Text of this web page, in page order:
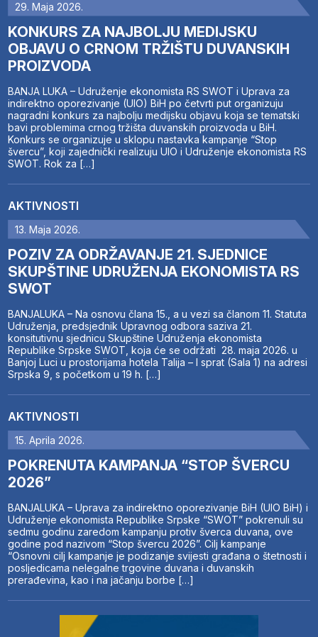
29. Maja 2026.
KONKURS ZA NAJBOLJU MEDIJSKU
OBJAVU O CRNOM TRŽIŠTU DUVANSKIH
PROIZVODA
BANJA LUKA – Udruženje ekonomista RS SWOT i Uprava za
indirektno oporezivanje (UIO) BiH po četvrti put organizuju
nagradni konkurs za najbolju medijsku objavu koja se tematski
bavi problemima crnog tržišta duvanskih proizvoda u BiH.
Konkurs se organizuje u sklopu nastavka kampanje “Stop
švercu”, koji zajednički realizuju UIO i Udruženje ekonomista RS
SWOT. Rok za […]
AKTIVNOSTI
13. Maja 2026.
POZIV ZA ODRŽAVANJE 21. SJEDNICE
SKUPŠTINE UDRUŽENJA EKONOMISTA RS
SWOT
BANJALUKA – Na osnovu člana 15., a u vezi sa članom 11. Statuta
Udruženja, predsjednik Upravnog odbora saziva 21.
konsitutivnu sjednicu Skupštine Udruženja ekonomista
Republike Srpske SWOT, koja će se održati 28. maja 2026. u
Banjoj Luci u prostorijama hotela Talija – I sprat (Sala 1) na adresi
Srpska 9, s početkom u 19 h. […]
AKTIVNOSTI
15. Aprila 2026.
POKRENUTA KAMPANJA “STOP ŠVERCU
2026”
BANJALUKA – Uprava za indirektno oporezivanje BiH (UIO BiH) i
Udruženje ekonomista Republike Srpske “SWOT” pokrenuli su
sedmu godinu zaredom kampanju protiv šverca duvana, ove
godine pod nazivom “Stop švercu 2026”. Cilj kampanje
“Osnovni cilj kampanje je podizanje svijesti građana o štetnosti i
posljedicama nelegalne trgovine duvana i duvanskih
prerađevina, kao i na jačanju borbe […]